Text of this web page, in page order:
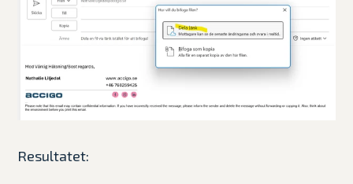
Resultatet: